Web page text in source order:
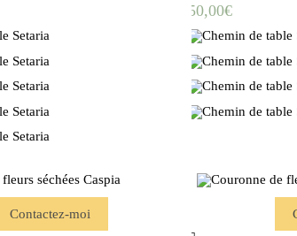
50,00€
Contactez-moi